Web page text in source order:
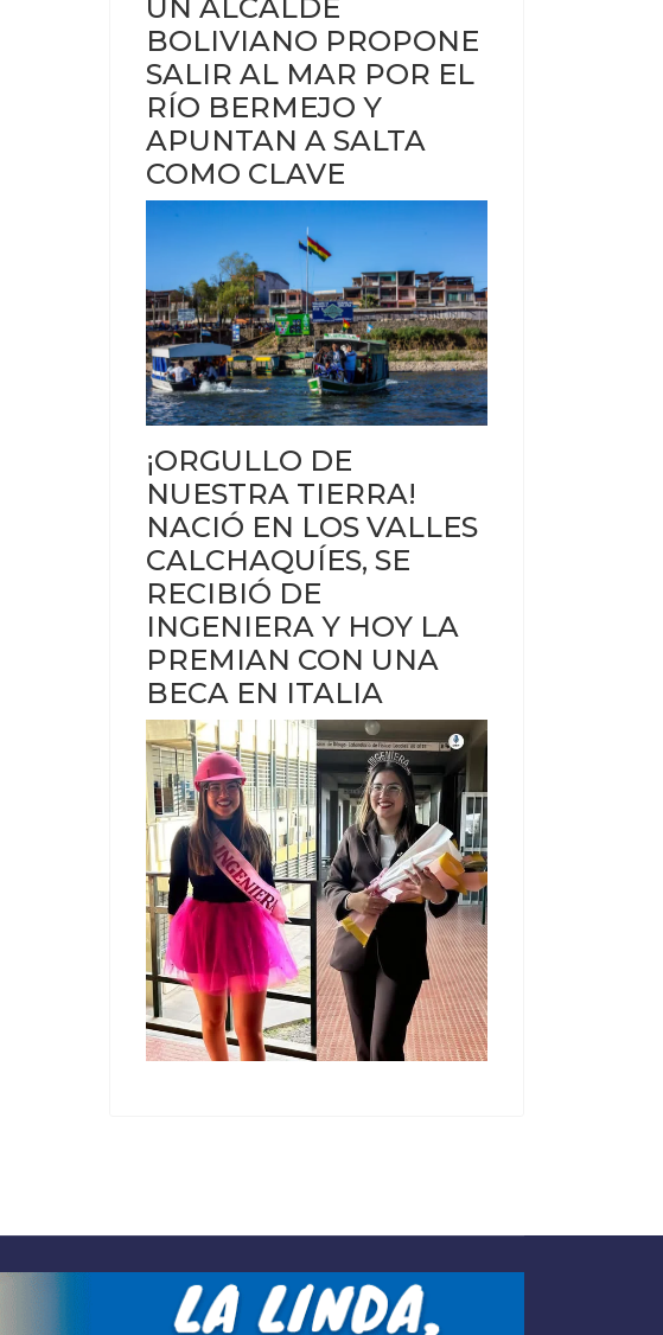
UN ALCALDE
BOLIVIANO PROPONE
SALIR AL MAR POR EL
RÍO BERMEJO Y
APUNTAN A SALTA
COMO CLAVE
¡ORGULLO DE
NUESTRA TIERRA!
NACIÓ EN LOS VALLES
CALCHAQUÍES, SE
RECIBIÓ DE
INGENIERA Y HOY LA
PREMIAN CON UNA
BECA EN ITALIA